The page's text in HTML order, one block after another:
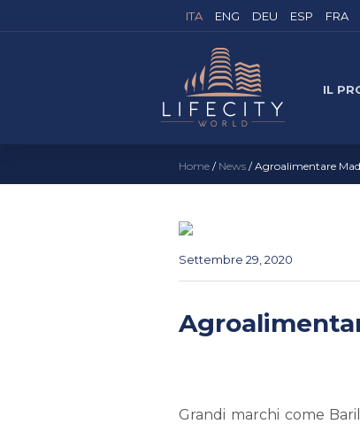
ITA ENG DEU ESP FRA
IL
Home / News /Agroalimentare
Settembre 29 , 2020
Grandi marchi come